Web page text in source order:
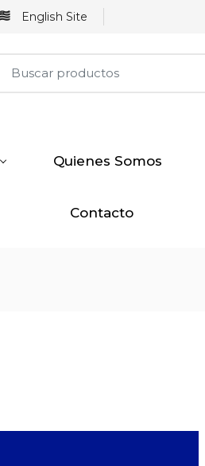
English Site
Quienes Somos
Contacto